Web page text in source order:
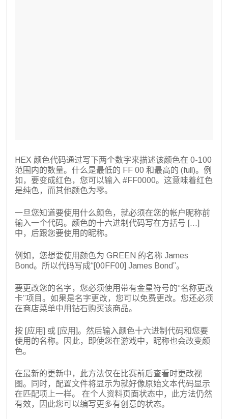
HEX 颜色代码通过写下两个数字来描述该颜色在 0-100
范围内的数量。什么是最低的 FF 00 和最高的 (full)。例
如，要变成红色，您可以输入 #FF0000。这意味着红色
是纯色，而其他颜色为零。
一旦您知道要使用什么颜色，就必须在您的帐户昵称前
输入一个代码。颜色的十六进制代码写在方括号 [...]
中，后跟您要使用的昵称。
例如，您想要使用颜色为 GREEN 的名称 James
Bond。所以代码写成“[00FF00] James Bond”。
要更改您的名字，您必须使用带有金星符号的“名称更改
卡”项目。如果是名字更改，您可以免费更改。您还必须
在商店菜单中用钻石购买该商品。
按 [应用] 或 [应用]。然后输入颜色十六进制代码和您要
使用的名称。因此，即使您在游戏中，昵称也会改变颜
色。
在最新的更新中，此方法仅在比赛前后查看时更改视
图。同时，配置文件将显示为就好像原始文本代码显示
在匹配项上一样。 在个人资料页面状态中，此方法仍然
有效，因此您可以编写更多有创意的状态。